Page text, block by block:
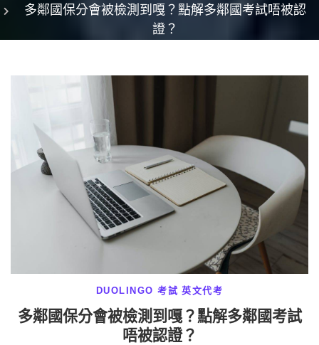
多鄰國保分會被檢測到嘎？點解多鄰國考試唔被認
證？
DUOLINGO 考試 英文代考
多鄰國保分會被檢測到嘎？點解多鄰國考試
唔被認證？